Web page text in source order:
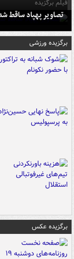
فیلم برگزیده
تصاویر پهپاد ساقط
برگزیده ورزشی
برگزیده عکس